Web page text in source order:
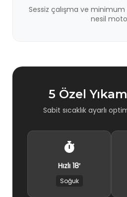
Sessiz çalışma ve
nesil
5 Özel
Sabit sıcaklık ayarlı
Hızlı 18′
Soğuk